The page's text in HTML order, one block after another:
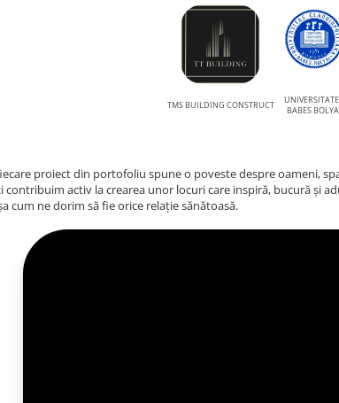
TMS BUILDING CONSTRUCT
BABES
proiect din portofoliu spune o poveste despre oameni,
contribuim activ la crearea unor locuri care inspiră, bucură și
cum ne dorim să fie orice relație sănătoasă.